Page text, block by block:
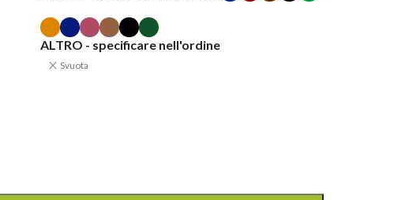
ALTRO - specificare nell'ordine
Svuota